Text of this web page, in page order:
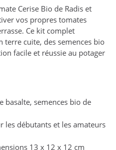
Cerise Bio de Radis et
vos propres tomates
Ce kit complet
cuite, des semences bio
facile et réussie au potager
basalte, semences bio de
les débutants et les amateurs
13 x 12 x 12 cm